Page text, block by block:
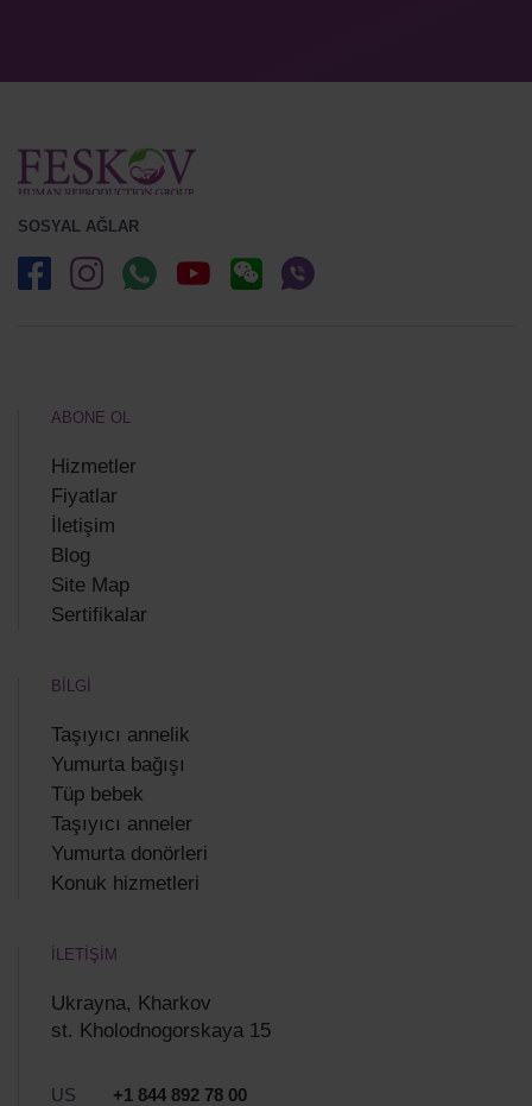
SOSYAL AĞLAR
ABONE OL
Hizmetler
Fiyatlar
İletişim
Blog
Site Map
Sertifikalar
BİLGİ
Taşıyıcı annelik
Yumurta bağışı
Tüp bebek
Taşıyıcı anneler
Yumurta donörleri
Konuk hizmetleri
İLETİŞİM
Ukrayna, Kharkov
st. Kholodnogorskaya 15
US
+1 844 892 78 00